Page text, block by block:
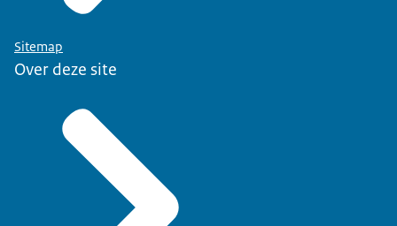
Sitemap
Over deze site